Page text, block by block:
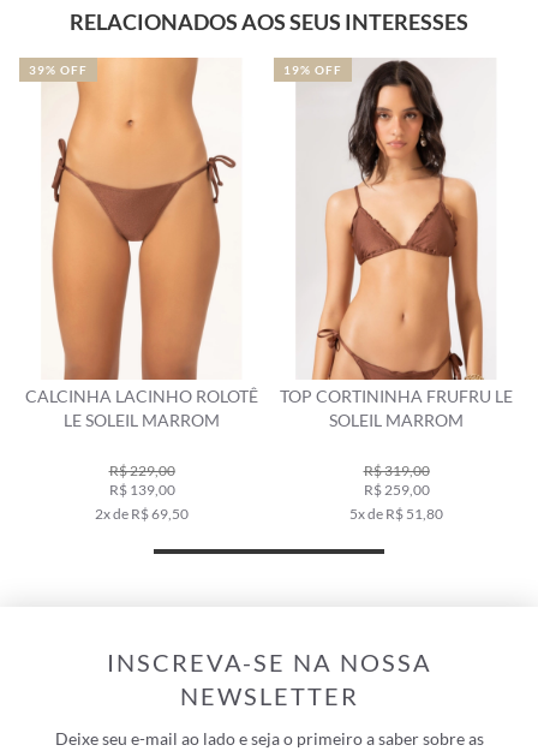
RELACIONADOS AOS SEUS INTERESSES
CALCINHA LACINHO ROLOTÊ
LE SOLEIL MARROM
R$ 229,00
R$ 139,00
2x de R$ 69,50
39% OFF
TOP CORTININHA FRUFRU LE
SOLEIL MARROM
R$ 319,00
R$ 259,00
5x de R$ 51,80
19% OFF
INSCREVA-SE NA NOSSA
NEWSLETTER
Deixe seu e-mail ao lado e seja o primeiro a saber sobre as